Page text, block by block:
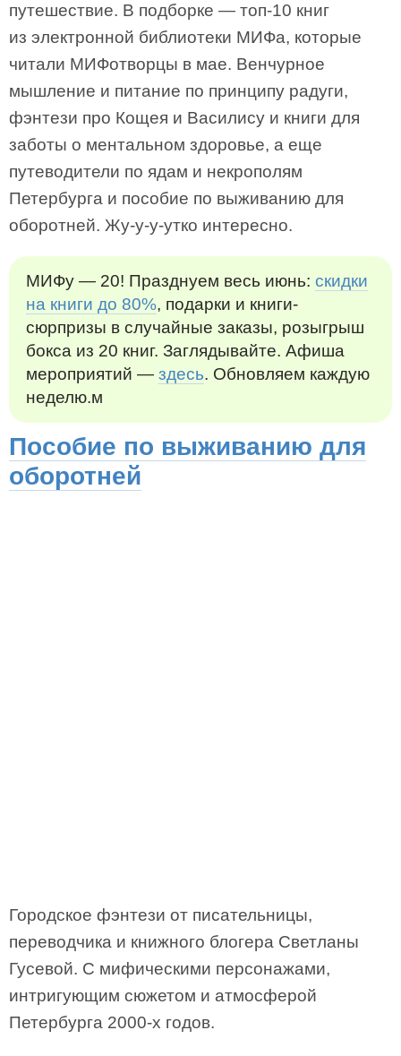
путешествие. В подборке — топ-10 книг
из электронной библиотеки МИФа, которые
читали МИФотворцы в мае. Венчурное
мышление и питание по принципу радуги,
фэнтези про Кощея и Василису и книги для
заботы о ментальном здоровье, а еще
путеводители по ядам и некрополям
Петербурга и пособие по выживанию для
оборотней. Жу-у-у-утко интересно.
МИФу — 20! Празднуем весь июнь: скидки
на книги до 80%, подарки и книги-
сюрпризы в случайные заказы, розыгрыш
бокса из 20 книг. Заглядывайте. Афиша
мероприятий — здесь. Обновляем каждую
неделю.м
Пособие по выживанию для
оборотней
Городское фэнтези от писательницы,
переводчика и книжного блогера Светланы
Гусевой. С мифическими персонажами,
интригующим сюжетом и атмосферой
Петербурга 2000-х годов.